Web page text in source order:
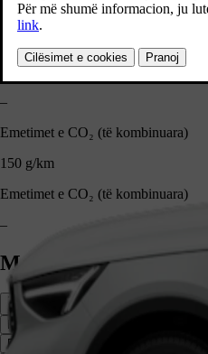
Kapaciteti i karburantit
Kapaciteti i karburantit
–
Emetimet e CO₂ (të kombinuara)
150 g/km
Emetimet e CO₂ (të kombinuara)
–
Madhësia dhe ngarkesa
Pjesa anësore
Pjesa e përparme